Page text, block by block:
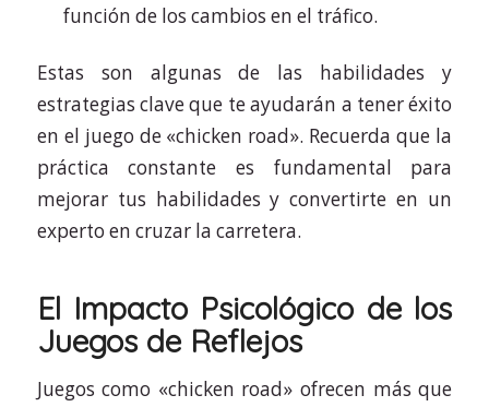
función de los cambios en el tráfico.
Estas son algunas de las habilidades y
estrategias clave que te ayudarán a tener éxito
en el juego de «chicken road». Recuerda que la
práctica constante es fundamental para
mejorar tus habilidades y convertirte en un
experto en cruzar la carretera.
El Impacto Psicológico de los
Juegos de Reflejos
Juegos como «chicken road» ofrecen más que